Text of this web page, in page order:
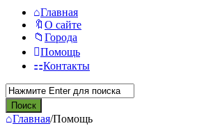
Главная
О сайте
Города
Помощь
Контакты
Главная/Помощь